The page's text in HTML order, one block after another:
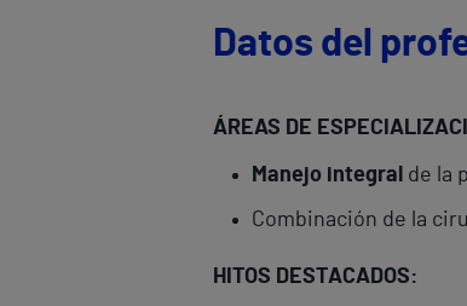
Datos del
ÁREAS DE
Manejo integral de la
Combinación de la
HITOS DESTACADOS: